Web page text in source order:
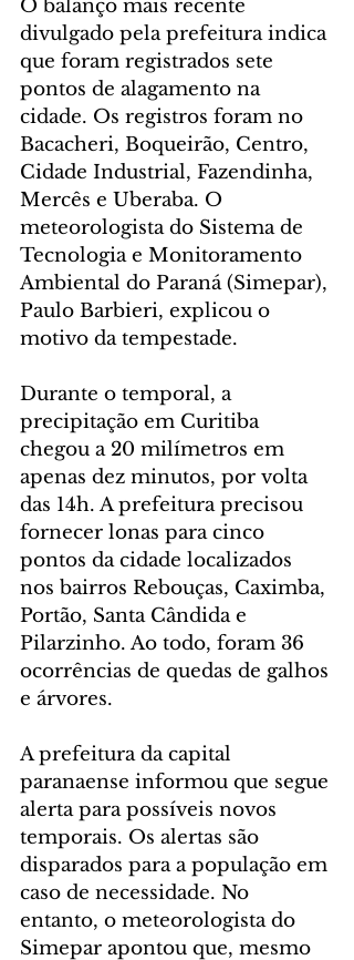
O balanço mais recente
divulgado pela prefeitura indica
que foram registrados sete
pontos de alagamento na
cidade. Os registros foram no
Bacacheri, Boqueirão, Centro,
Cidade Industrial, Fazendinha,
Mercês e Uberaba. O
meteorologista do Sistema de
Tecnologia e Monitoramento
Ambiental do Paraná (Simepar),
Paulo Barbieri, explicou o
motivo da tempestade.
Durante o temporal, a
precipitação em Curitiba
chegou a 20 milímetros em
apenas dez minutos, por volta
das 14h. A prefeitura precisou
fornecer lonas para cinco
pontos da cidade localizados
nos bairros Rebouças, Caximba,
Portão, Santa Cândida e
Pilarzinho. Ao todo, foram 36
ocorrências de quedas de galhos
e árvores.
A prefeitura da capital
paranaense informou que segue
alerta para possíveis novos
temporais. Os alertas são
disparados para a população em
caso de necessidade. No
entanto, o meteorologista do
Simepar apontou que, mesmo